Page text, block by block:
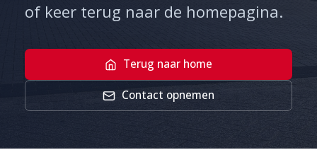
of keer terug naar de homepagina.
Terug naar home
Contact opnemen